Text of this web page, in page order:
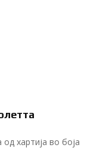
хартија во боја